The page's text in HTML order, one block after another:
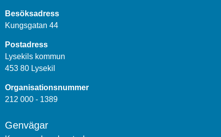
Besöksadress
Kungsgatan 44
Postadress
Lysekils kommun
453 80 Lysekil
Organisationsnummer
212 000 - 1389
Genvägar